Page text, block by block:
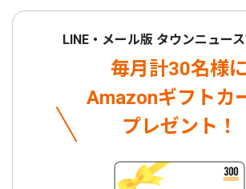
LINE・メール版 タウンニュー
毎月計30名様に
Amazonギフトカ
プレゼント！